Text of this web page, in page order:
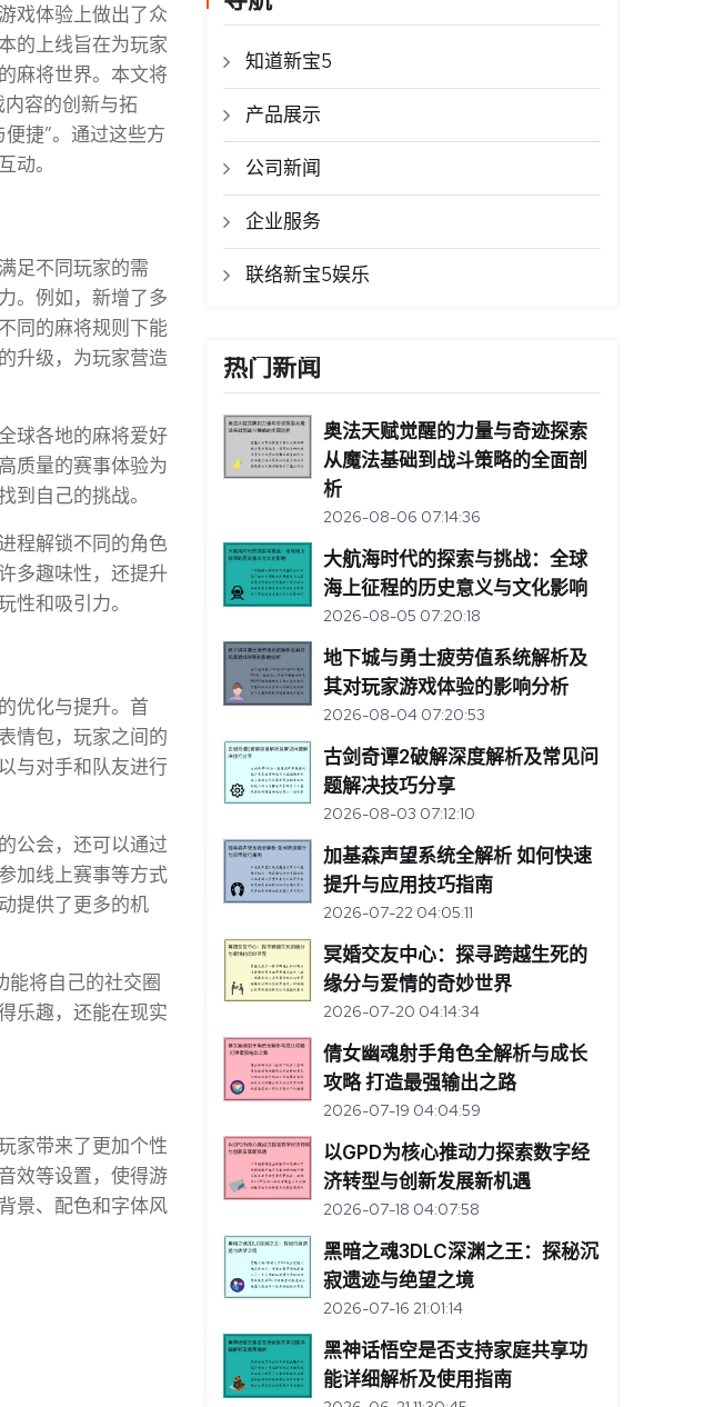
戏体验上做出了众
的上线旨在为玩家
麻将世界。本文将
容的创新与拓
捷”。通过这些方
动。
足不同玩家的需
。例如，新增了多
同的麻将规则下能
升级，为玩家营造
球各地的麻将爱好
质量的赛事体验为
自己的挑战。
程解锁不同的角色
多趣味性，还提升
和吸引力。
优化与提升。首
情包，玩家之间的
与对手和队友进行
公会，还可以通过
加线上赛事等方式
提供了更多的机
能将自己的社交圈
乐趣，还能在现实
家带来了更加个性
效等设置，使得游
景、配色和字体风
知道新宝5
产品展示
公司新闻
企业服务
联络新宝5娱乐
热门新闻
奥法天赋觉醒的力量与奇迹探索
从魔法基础到战斗策略的全面剖
析
2026-08-06 07:14:36
大航海时代的探索与挑战：全球
海上征程的历史意义与文化影响
2026-08-05 07:20:18
地下城与勇士疲劳值系统解析及
其对玩家游戏体验的影响分析
2026-08-04 07:20:53
古剑奇谭2破解深度解析及常见问
题解决技巧分享
2026-08-03 07:12:10
加基森声望系统全解析 如何快速
提升与应用技巧指南
2026-07-22 04:05:11
冥婚交友中心：探寻跨越生死的
缘分与爱情的奇妙世界
2026-07-20 04:14:34
倩女幽魂射手角色全解析与成长
攻略 打造最强输出之路
2026-07-19 04:04:59
以GPD为核心推动力探索数字经
济转型与创新发展新机遇
2026-07-18 04:07:58
黑暗之魂3DLC深渊之王：探秘沉
寂遗迹与绝望之境
2026-07-16 21:01:14
黑神话悟空是否支持家庭共享功
能详细解析及使用指南